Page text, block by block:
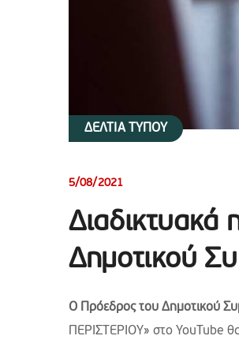
ΔΕΛΤΙΑ ΤΥΠΟΥ
5/08/2021
Διαδικτυακά
Δημοτικού
Ο Πρόεδρος του Δημοτικού
ΠΕΡΙΣΤΕΡΙΟΥ» στο YouTube